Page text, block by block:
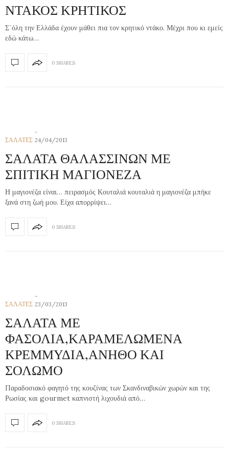
ΝΤΑΚΟΣ ΚΡΗΤΙΚΟΣ
Σ΄όλη την Ελλάδα έχουν μάθει πια τον κρητικό ντάκο. Μέχρι που κι εμείς
εδώ κάτω…
0 SHARES
ΣΑΛΑΤΕΣ 24/04/2013
ΣΑΛΑΤΑ ΘΑΛΑΣΣΙΝΩΝ ΜΕ
ΣΠΙΤΙΚΗ ΜΑΓΙΟΝΕΖΑ
Η μαγιονέζα είναι… πειρασμός Κουταλιά κουταλιά η μαγιονέζα μπήκε
ξανά στη ζωή μου. Είχα απορρίψει…
0 SHARES
ΣΑΛΑΤΕΣ 23/03/2013
ΣΑΛΑΤΑ ΜΕ
ΦΑΣΟΛΙΑ,ΚΑΡΑΜΕΛΩΜΕΝΑ
ΚΡΕΜΜΥΔΙΑ,ΑΝΗΘΟ ΚΑΙ
ΣΟΛΩΜΟ
Παραδοσιακό φαγητό της κουζίνας των Σκανδιναβικών χωρών και της
Ρωσίας και gourmet καπνιστή λιχουδιά από…
0 SHARES